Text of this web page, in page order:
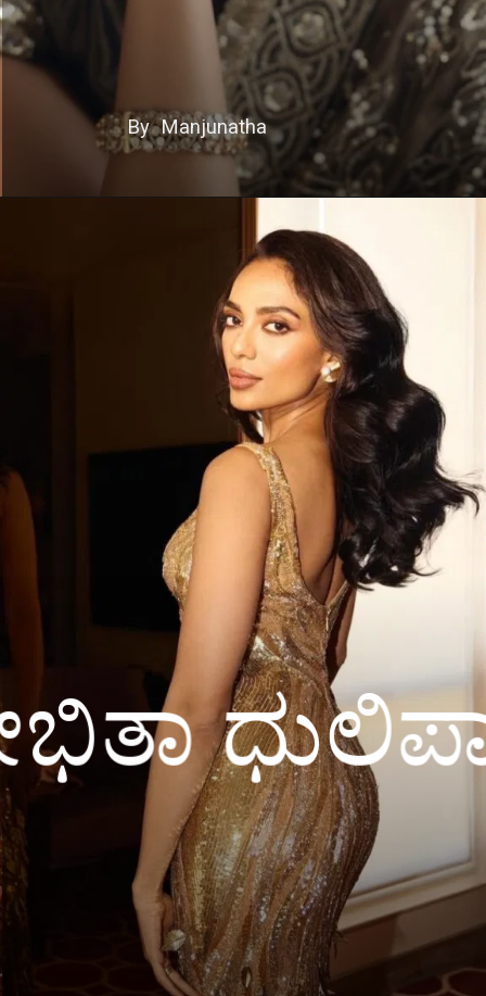
By Manjunatha
ನಟಿ ಶೋಭಿತಾ ಧುಲಿಪಾಲ ಇತ್ತೀಚೆಗಷ್ಟೆ ನಟ ನಾಗ
ಚೈತನ್ಯ ಜೊತೆಗೆ ಸರಳವಾಗಿ ವಿವಾಹವಾಗಿದ್ದಾರೆ.
ನಟಿ ಶೋಭಿತಾ ಧುಲಿಪಾಲ